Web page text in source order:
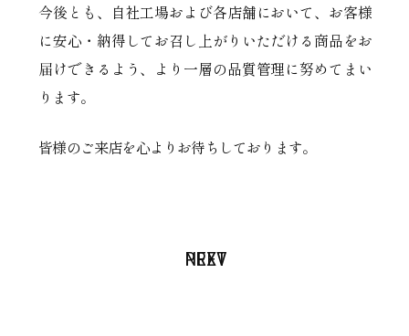
今後とも、自社工場および各店舗において、お客様
に安心・納得してお召し上がりいただける商品をお
届けできるよう、より一層の品質管理に努めてまい
ります。
皆様のご来店を心よりお待ちしております。
PREV
NEXT